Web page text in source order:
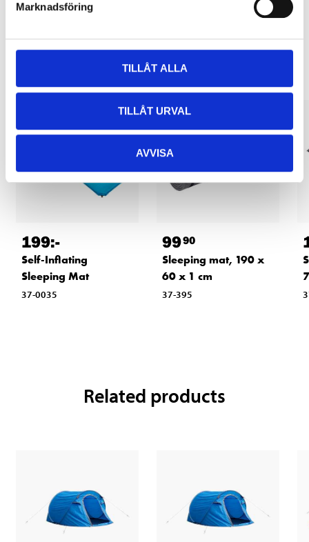
Marknadsföring
TILLÅT ALLA
TILLÅT URVAL
AVVISA
Other customers also bought
199:-
Self-Inflating
Sleeping Mat
37-0035
9990
Sleeping mat, 190 x
60 x 1 cm
37-395
Related products